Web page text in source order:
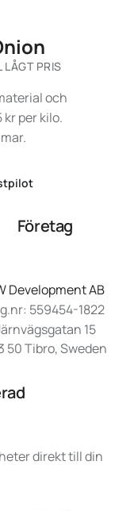
LÅGT PRIS
och
kr per kilo.
Företag
Development AB
559454-1822
15
50 Tibro, Sweden
direkt till din